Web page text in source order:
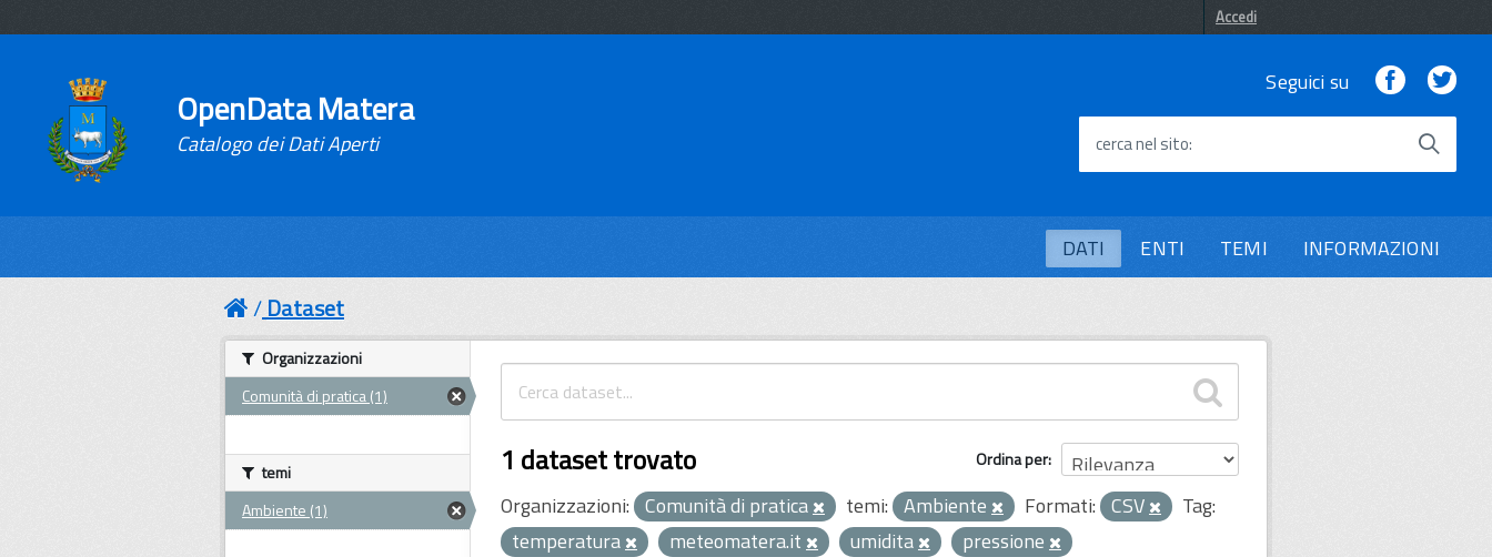
Accedi
OpenData Matera
Catalogo dei Dati Aperti
Seguici su Facebook
cerca nel sito
DATI ENTI TEMI INFORMAZIONI
Dataset
Ordina per
1 dataset trovato
Organizzazioni: Comunità di pratica temi: Ambiente Formati: CSV
Tag:
temperatura
meteomatera.it umidita pressione
Organizzazioni
Comunità di pratica (1)
temi
Ambiente (1)